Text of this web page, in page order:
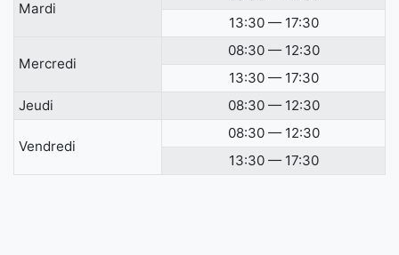
Mardi
13:30 — 17:30
Mercredi
08:30 — 12:30
13:30 — 17:30
Jeudi
08:30 — 12:30
Vendredi
08:30 — 12:30
13:30 — 17:30